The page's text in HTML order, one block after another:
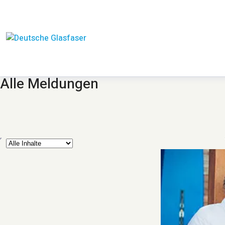
Alle Meldungen